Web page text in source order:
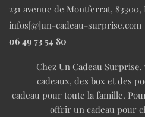
231 avenue de Montferrat,
infos[@]un-cadeau-surprise.com
06 49 73 54 80
Chez Un Cadeau
cadeaux, des box et des
cadeau pour toute la famille.
offrir un cadeau pour